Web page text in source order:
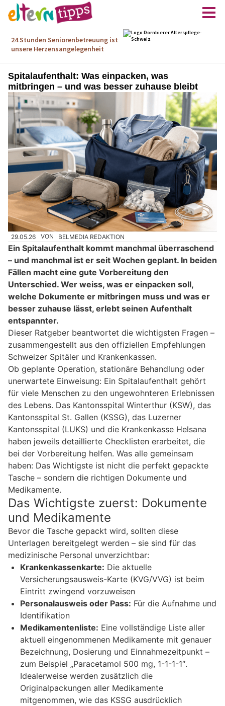
Spitalaufenthalt: Was einpacken, was
mitbringen – und was besser zuhause bleibt
29.05.26 VON BELMEDIA REDAKTION
Ein Spitalaufenthalt kommt manchmal überraschend
– und manchmal ist er seit Wochen geplant. In beiden
Fällen macht eine gute Vorbereitung den
Unterschied. Wer weiss, was er einpacken soll,
welche Dokumente er mitbringen muss und was er
besser zuhause lässt, erlebt seinen Aufenthalt
entspannter.
Dieser Ratgeber beantwortet die wichtigsten Fragen –
zusammengestellt aus den offiziellen Empfehlungen
Schweizer Spitäler und Krankenkassen.
Ob geplante Operation, stationäre Behandlung oder
unerwartete Einweisung: Ein Spitalaufenthalt gehört
für viele Menschen zu den ungewohnteren Erlebnissen
des Lebens. Das Kantonsspital Winterthur (KSW), das
Kantonsspital St. Gallen (KSSG), das Luzerner
Kantonsspital (LUKS) und die Krankenkasse Helsana
haben jeweils detaillierte Checklisten erarbeitet, die
bei der Vorbereitung helfen. Was alle gemeinsam
haben: Das Wichtigste ist nicht die perfekt gepackte
Tasche – sondern die richtigen Dokumente und
Medikamente.
Das Wichtigste zuerst: Dokumente
und Medikamente
Bevor die Tasche gepackt wird, sollten diese
Unterlagen bereitgelegt werden – sie sind für das
medizinische Personal unverzichtbar:
Krankenkassenkarte: Die aktuelle
Versicherungsausweis-Karte (KVG/VVG) ist beim
Eintritt zwingend vorzuweisen
Personalausweis oder Pass: Für die Aufnahme und
Identifikation
Medikamentenliste: Eine vollständige Liste aller
aktuell eingenommenen Medikamente mit genauer
Bezeichnung, Dosierung und Einnahmezeitpunkt –
zum Beispiel „Paracetamol 500 mg, 1-1-1-1″.
Idealerweise werden zusätzlich die
Originalpackungen aller Medikamente
mitgenommen, wie das KSSG ausdrücklich